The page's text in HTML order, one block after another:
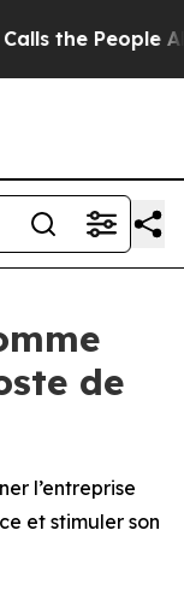
the People
de
l’entreprise
et stimuler son